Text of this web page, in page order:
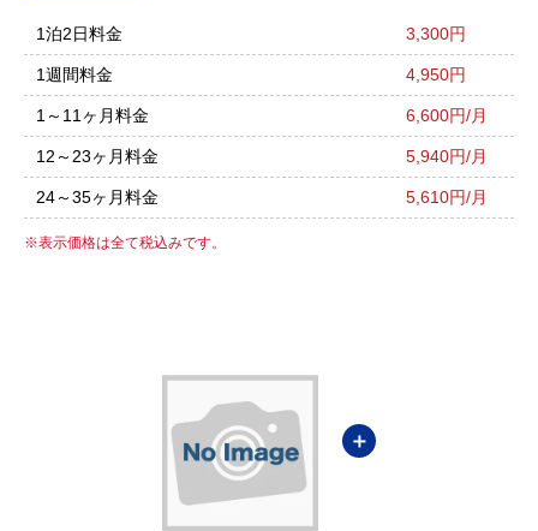
1泊2日料金 3,300円
1週間料金 4,950円
1～11ヶ月料金 6,600円/月
12～23ヶ月料金 5,940円/月
24～35ヶ月料金 5,610円/月
表示価格は全て税込みです。
＋